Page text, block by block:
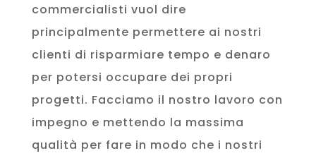
commercialisti vuol dire
principalmente permettere ai nostri
clienti di risparmiare tempo e denaro
per potersi occupare dei propri
progetti. Facciamo il nostro lavoro con
impegno e mettendo la massima
qualità per fare in modo che i nostri